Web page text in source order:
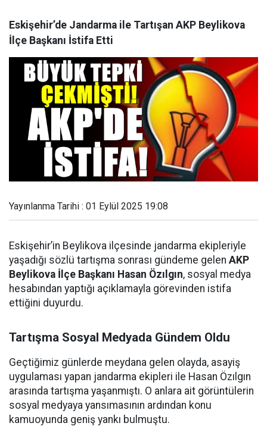
Eskişehir’de Jandarma ile Tartışan AKP Beylikova
İlçe Başkanı İstifa Etti
Yayınlanma Tarihi : 01 Eylül 2025 19:08
Eskişehir’in Beylikova ilçesinde jandarma ekipleriyle
yaşadığı sözlü tartışma sonrası gündeme gelen AKP
Beylikova İlçe Başkanı Hasan Özılgın, sosyal medya
hesabından yaptığı açıklamayla görevinden istifa
ettiğini duyurdu.
Tartışma Sosyal Medyada Gündem Oldu
Geçtiğimiz günlerde meydana gelen olayda, asayiş
uygulaması yapan jandarma ekipleri ile Hasan Özılgın
arasında tartışma yaşanmıştı. O anlara ait görüntülerin
sosyal medyaya yansımasının ardından konu
kamuoyunda geniş yankı bulmuştu.